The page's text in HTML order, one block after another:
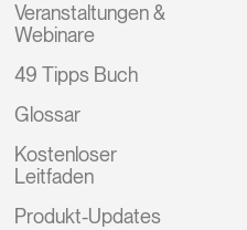
Veranstaltungen &
Webinare
49 Tipps Buch
Glossar
Kostenloser
Leitfaden
Produkt-Updates